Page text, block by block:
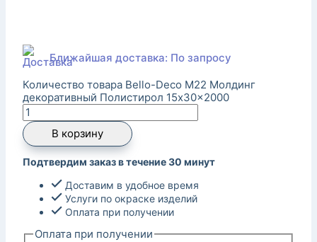
Ближайшая доставка: По запросу
Количество товара Bello-Deco M22 Молдинг
декоративный Полистирол 15x30x2000
В корзину
Подтвердим заказ в течение 30 минут
Доставим в удобное время
Услуги по окраске изделий
Оплата при получении
Оплата при получении